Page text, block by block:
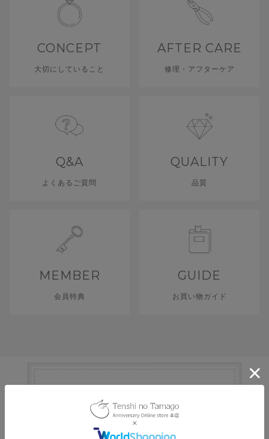
CONCEPT
大切にしていること
AFTER CARE
修理・アフターケア
Q&A
よくあるご質問
QUALITY
品質
MEMBER
会員特典
GUIDE
お買い物ガイド
8 10日